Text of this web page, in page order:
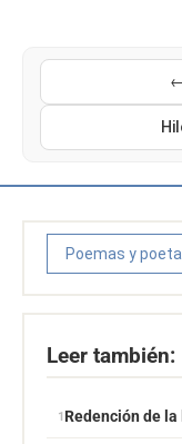
Poemas y
Leer también:
Redención de la